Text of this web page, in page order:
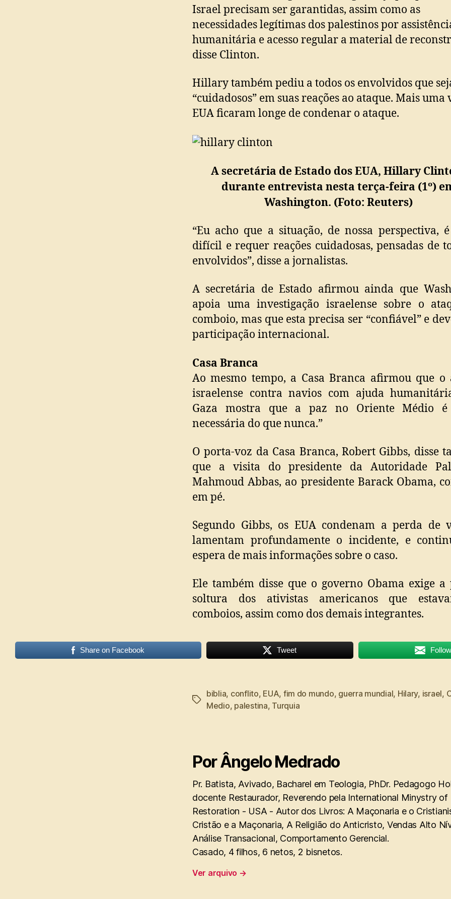
Israel precisam ser garantidas, assim como as
necessidades legítimas dos palestinos por
humanitária e acesso regular a material de
disse Clinton.
Hillary também pediu a todos os envolvidos que
“cuidadosos” em suas reações ao ataque. Mais uma
EUA ficaram longe de condenar o ataque.
A secretária de Estado dos EUA, Hillary
durante entrevista nesta terça-feira (1º)
Washington. (Foto: Reuters)
“Eu acho que a situação, de nossa perspectiva,
difícil e requer reações cuidadosas, pensadas de
envolvidos”, disse a jornalistas.
A secretária de Estado afirmou ainda que
apoia uma investigação israelense sobre o
comboio, mas que esta precisa ser “confiável” e
participação internacional.
Casa Branca
Ao mesmo tempo, a Casa Branca afirmou que o
israelense contra navios com ajuda
Gaza mostra que a paz no Oriente Médio é
necessária do que nunca.”
O porta-voz da Casa Branca, Robert Gibbs, disse
que a visita do presidente da Autoridade
Mahmoud Abbas, ao presidente Barack Obama,
em pé.
Segundo Gibbs, os EUA condenam a perda de
lamentam profundamente o incidente, e
espera de mais informações sobre o caso.
Ele também disse que o governo Obama exige a
soltura dos ativistas americanos que
comboios, assim como dos demais integrantes.
Share on Facebook Tweet
Tags
biblia, conflito, EUA, fim do mundo, guerra mundial, Hilary, israel,
Medio, palestina, Turquia
Por Ângelo Medrado
Pr. Batista, Avivado, Bacharel em Teologia, PhDr. Pedagogo
docente Restaurador, Reverendo pela International Minystry of
Restoration - USA - Autor dos Livros: A Maçonaria e o
Cristão e a Maçonaria, A Religião do Anticristo, Vendas Alto
Análise Transacional, Comportamento Gerencial.
Casado, 4 filhos, 6 netos, 2 bisnetos.
Ver arquivo →